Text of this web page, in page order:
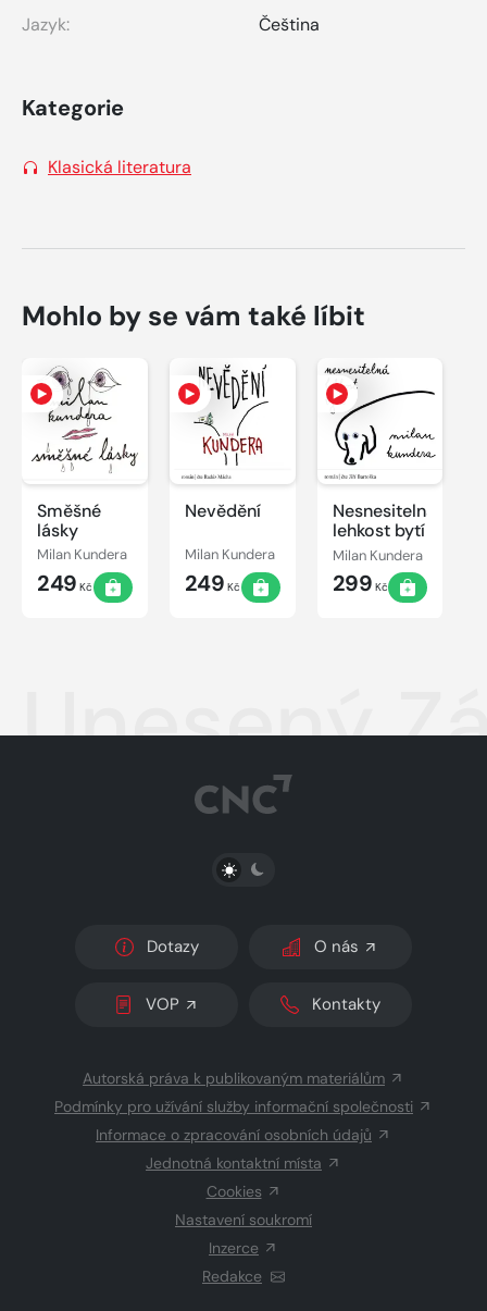
Jazyk:
Čeština
Kategorie
Klasická literatura
Mohlo by se vám také líbit
Směšné
lásky
Milan Kundera
249 Kč
Nevědění
Milan Kundera
249 Kč
Nesnesitelná
lehkost bytí
Milan Kundera
299 Kč
Unesený
PŘEPNOUT SVĚTLÝ/TMAVÝ REŽIM
Dotazy O nás
VOP Kontakty
Autorská práva k publikovaným materiálům
Podmínky pro užívání služby informační společnosti
Informace o zpracování osobních údajů
Jednotná kontaktní místa
Cookies
Nastavení soukromí
Inzerce
Redakce